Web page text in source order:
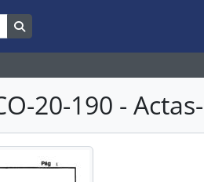
20-190 -